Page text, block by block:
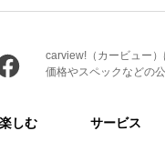
carview!（カービュー
価格やスペックなどの
楽しむ サービス